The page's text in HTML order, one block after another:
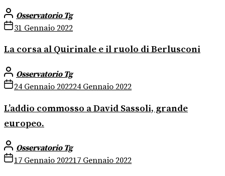
Osservatorio Tg
31 Gennaio 2022
La corsa al Quirinale e il ruolo di Berlusconi
Osservatorio Tg
24 Gennaio 202224 Gennaio 2022
L’addio commosso a David Sassoli, grande
europeo.
Osservatorio Tg
17 Gennaio 202217 Gennaio 2022